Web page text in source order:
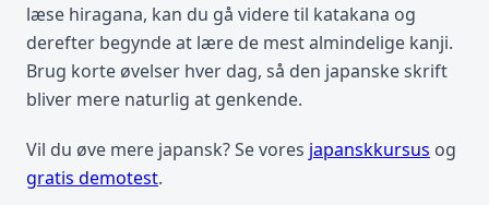
læse hiragana, kan du gå videre til katakana og
derefter begynde at lære de mest almindelige kanji.
Brug korte øvelser hver dag, så den japanske skrift
bliver mere naturlig at genkende.
Vil du øve mere japansk? Se vores japanskkursus og
gratis demotest.